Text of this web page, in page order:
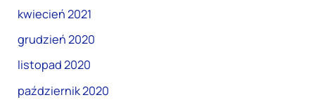
kwiecień 2021
grudzień 2020
listopad 2020
październik 2020